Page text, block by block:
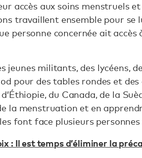
accès aux soins menstruels et
travaillent ensemble pour
personne concernée ait accès
jeunes militants, des lycéens,
pour des tables rondes et
du Canada, de la
la menstruation et en
font face plusieurs
: Il est temps d’éliminer la